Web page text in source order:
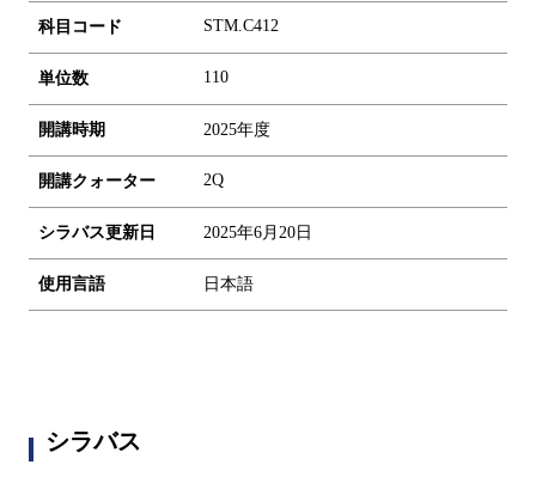
科目コード STM.C412
単位数 1 10
開講時期 2025年度
開講クォーター 2Q
シラバス更新日 2025年6月20日
使用言語 日本語
シラバス